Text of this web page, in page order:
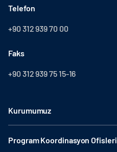
Telefon
+90 312 939 70 00
Faks
+90 312 939 75 15-16
Kurumumuz
Program Koordinasyon